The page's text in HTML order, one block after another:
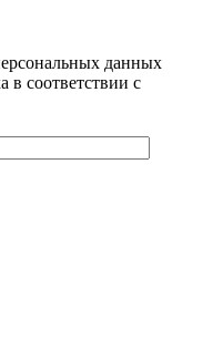
данных
в соответствии с